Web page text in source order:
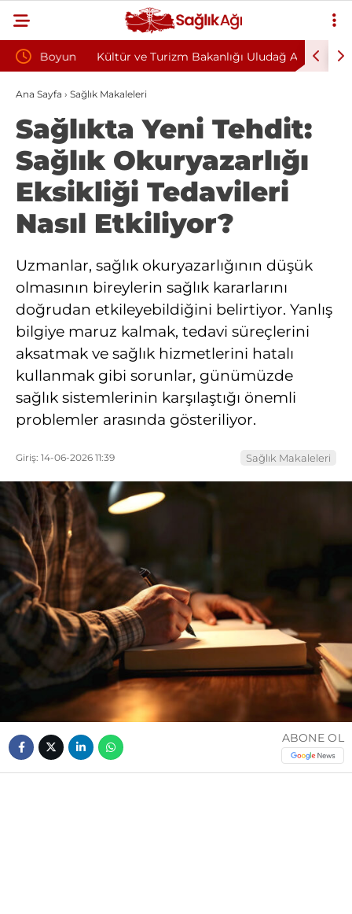
Kültür ve Turizm Bakanlığı Uludağ Alan
Başkanlığı 11 Sürekli İşçi Alımı Duyuruldu
Bu
Ana Sayfa › Sağlık Makaleleri
Sağlıkta Yeni Tehdit:
Sağlık Okuryazarlığı
Eksikliği Tedavileri
Nasıl Etkiliyor?
Uzmanlar, sağlık okuryazarlığının düşük
olmasının bireylerin sağlık kararlarını
doğrudan etkileyebildiğini belirtiyor. Yanlış
bilgiye maruz kalmak, tedavi süreçlerini
aksatmak ve sağlık hizmetlerini hatalı
kullanmak gibi sorunlar, günümüzde
sağlık sistemlerinin karşılaştığı önemli
problemler arasında gösteriliyor.
Giriş: 14-06-2026 11:39 Sağlık Makaleleri
ABONE OL